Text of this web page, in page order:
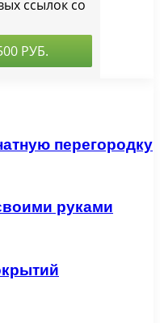
перегородку
руками